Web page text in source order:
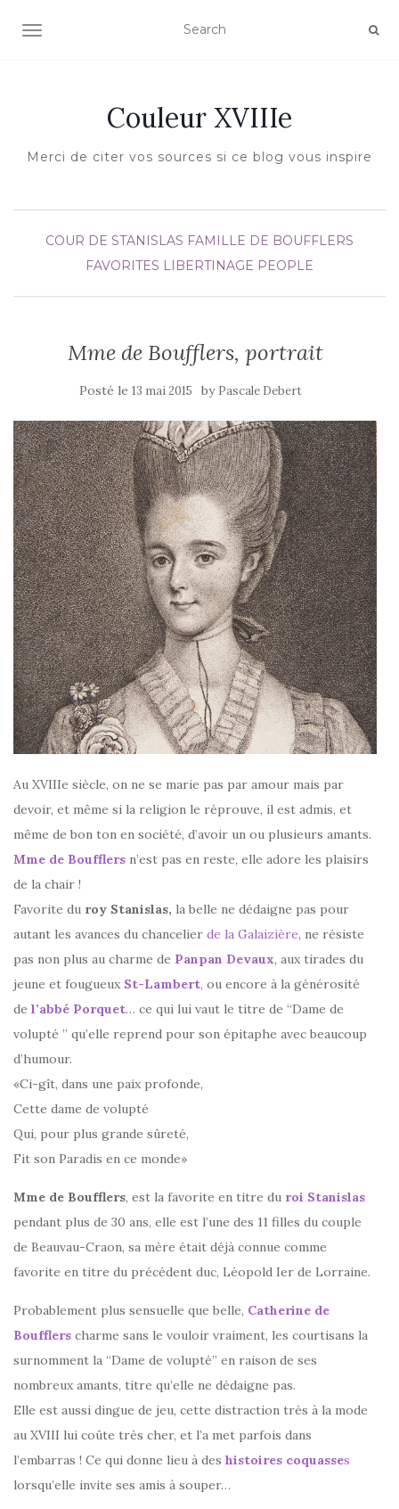
AFFICHER/MASQUER LA NAVIGATION
Couleur XVIIIe
Merci de citer vos sources si ce blog vous inspire
COUR DE STANISLAS FAMILLE DE BOUFFLERS
FAVORITES LIBERTINAGE PEOPLE
Mme de Boufflers, portrait
Posté le 13 mai 2015 by Pascale Debert
Au XVIIIe siècle, on ne se marie pas par amour mais par
devoir, et même si la religion le réprouve, il est admis, et
même de bon ton en société, d’avoir un ou plusieurs amants.
Mme de Boufflers n’est pas en reste, elle adore les plaisirs
de la chair !
Favorite du roy Stanislas, la belle ne dédaigne pas pour
autant les avances du chancelier de la Galaizière, ne résiste
pas non plus au charme de Panpan Devaux, aux tirades du
jeune et fougueux St-Lambert, ou encore à la générosité
de l’abbé Porquet… ce qui lui vaut le titre de “Dame de
volupté ” qu’elle reprend pour son épitaphe avec beaucoup
d’humour.
«Ci-gît, dans une paix profonde,
Cette dame de volupté
Qui, pour plus grande sûreté,
Fit son Paradis en ce monde»
Mme de Boufflers, est la favorite en titre du roi Stanislas
pendant plus de 30 ans, elle est l’une des 11 filles du couple
de Beauvau-Craon, sa mère était déjà connue comme
favorite en titre du précédent duc, Léopold Ier de Lorraine.
Probablement plus sensuelle que belle, Catherine de
Boufflers charme sans le vouloir vraiment, les courtisans la
surnomment la “Dame de volupté” en raison de ses
nombreux amants, titre qu’elle ne dédaigne pas.
Elle est aussi dingue de jeu, cette distraction très à la mode
au XVIII lui coûte très cher, et l’a met parfois dans
l’embarras ! Ce qui donne lieu à des histoires coquasses
lorsqu’elle invite ses amis à souper…